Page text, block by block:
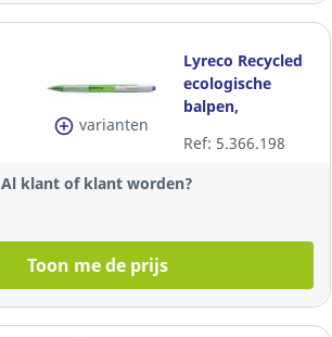
varianten
Lyreco Recycled
ecologische
balpen,
medium, blauw
Ref: 5.366.198
Al klant of klant worden?
Toon me de prijs